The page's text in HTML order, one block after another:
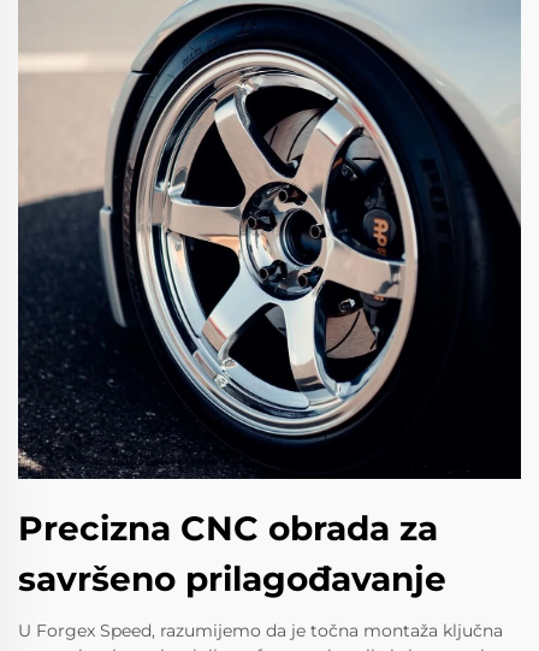
Precizna CNC obrada za
savršeno prilagođavanje
U Forgex Speed, razumijemo da je točna montaža ključna